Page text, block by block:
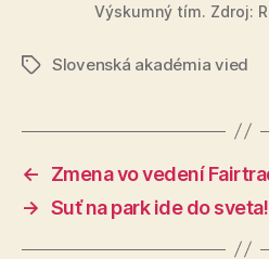
Výskumný tím. Zdroj:
ZnačkySlovenská akadémia vied
←
Zmena vo vedení
→ Suť na park ide do sveta!